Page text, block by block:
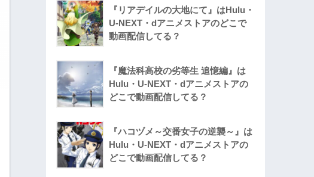
『リアデイルの大地にて』はHulu・
U-NEXT・dアニメストアのどこで
動画配信してる？
『魔法科高校の劣等生 追憶編』は
Hulu・U-NEXT・dアニメストアの
どこで動画配信してる？
『ハコヅメ～交番女子の逆襲～』は
Hulu・U-NEXT・dアニメストアの
どこで動画配信してる？